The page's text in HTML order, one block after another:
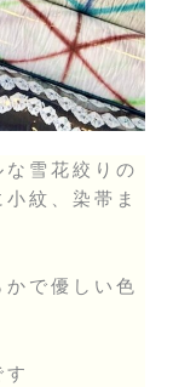
雪花絞りの
紋、染帯ま
かで優しい色